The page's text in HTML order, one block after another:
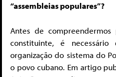
“assembleias populares”?
Antes de
constituinte, é
organização do sistema do
o povo cubano. Em artigo